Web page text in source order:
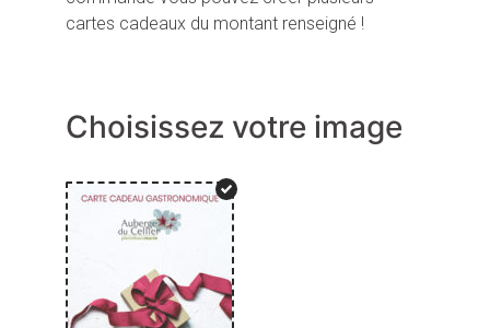
cartes cadeaux du montant renseigné !
Choisissez votre image